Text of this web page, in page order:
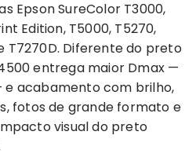
Epson SureColor T3000,
Edition, T5000, T5270,
T7270D. Diferente do preto
entrega maior Dmax —
acabamento com brilho,
fotos de grande formato e
visual do preto